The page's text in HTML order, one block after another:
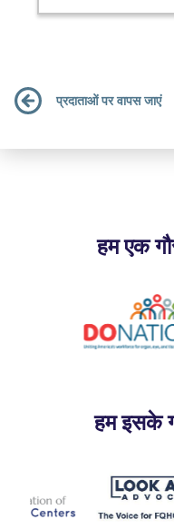
प्रदाताओं पर वापस जाएं
हम एक
हम इसके